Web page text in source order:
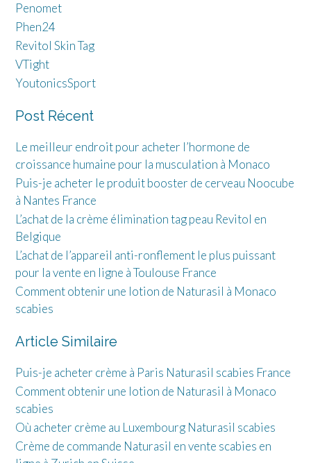
Penomet
Phen24
Revitol Skin Tag
VTight
YoutonicsSport
Post Récent
Le meilleur endroit pour acheter l’hormone de
croissance humaine pour la musculation à Monaco
Puis-je acheter le produit booster de cerveau Noocube
à Nantes France
L’achat de la crème élimination tag peau Revitol en
Belgique
L’achat de l’appareil anti-ronflement le plus puissant
pour la vente en ligne à Toulouse France
Comment obtenir une lotion de Naturasil à Monaco
scabies
Article Similaire
Puis-je acheter crème à Paris Naturasil scabies France
Comment obtenir une lotion de Naturasil à Monaco
scabies
Où acheter crème au Luxembourg Naturasil scabies
Crème de commande Naturasil en vente scabies en